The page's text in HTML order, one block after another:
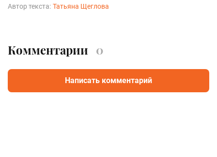
Автор текста: Татьяна Щеглова
Комментарии 0
Написать комментарий